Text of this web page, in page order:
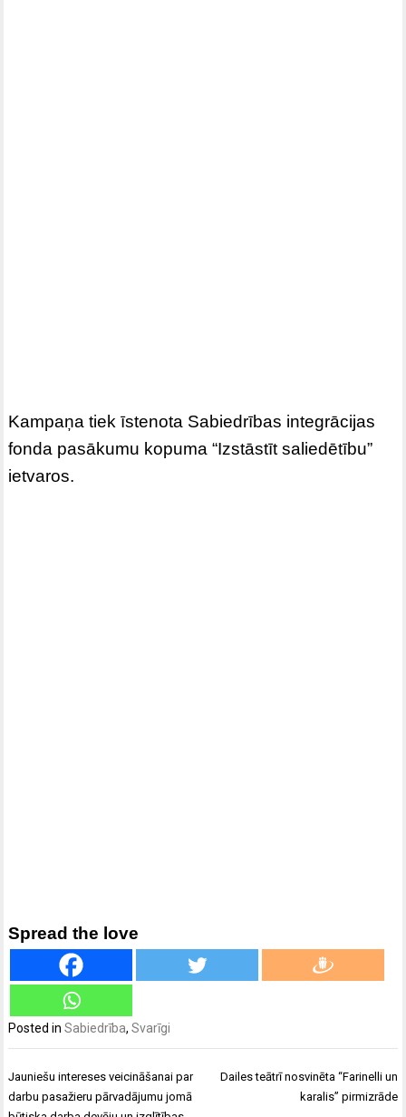
Kampaņa tiek īstenota Sabiedrības integrācijas
fonda pasākumu kopuma “Izstāstīt saliedētību”
ietvaros.
Spread the love
Posted inSabiedrība,Svarīgi
Ziņu
izvēlne
Jauniešu intereses veicināšanai par
darbu pasažieru pārvadājumu jomā
Dailes teātrī nosvinēta “Farinelli un
karalis” pirmizrāde